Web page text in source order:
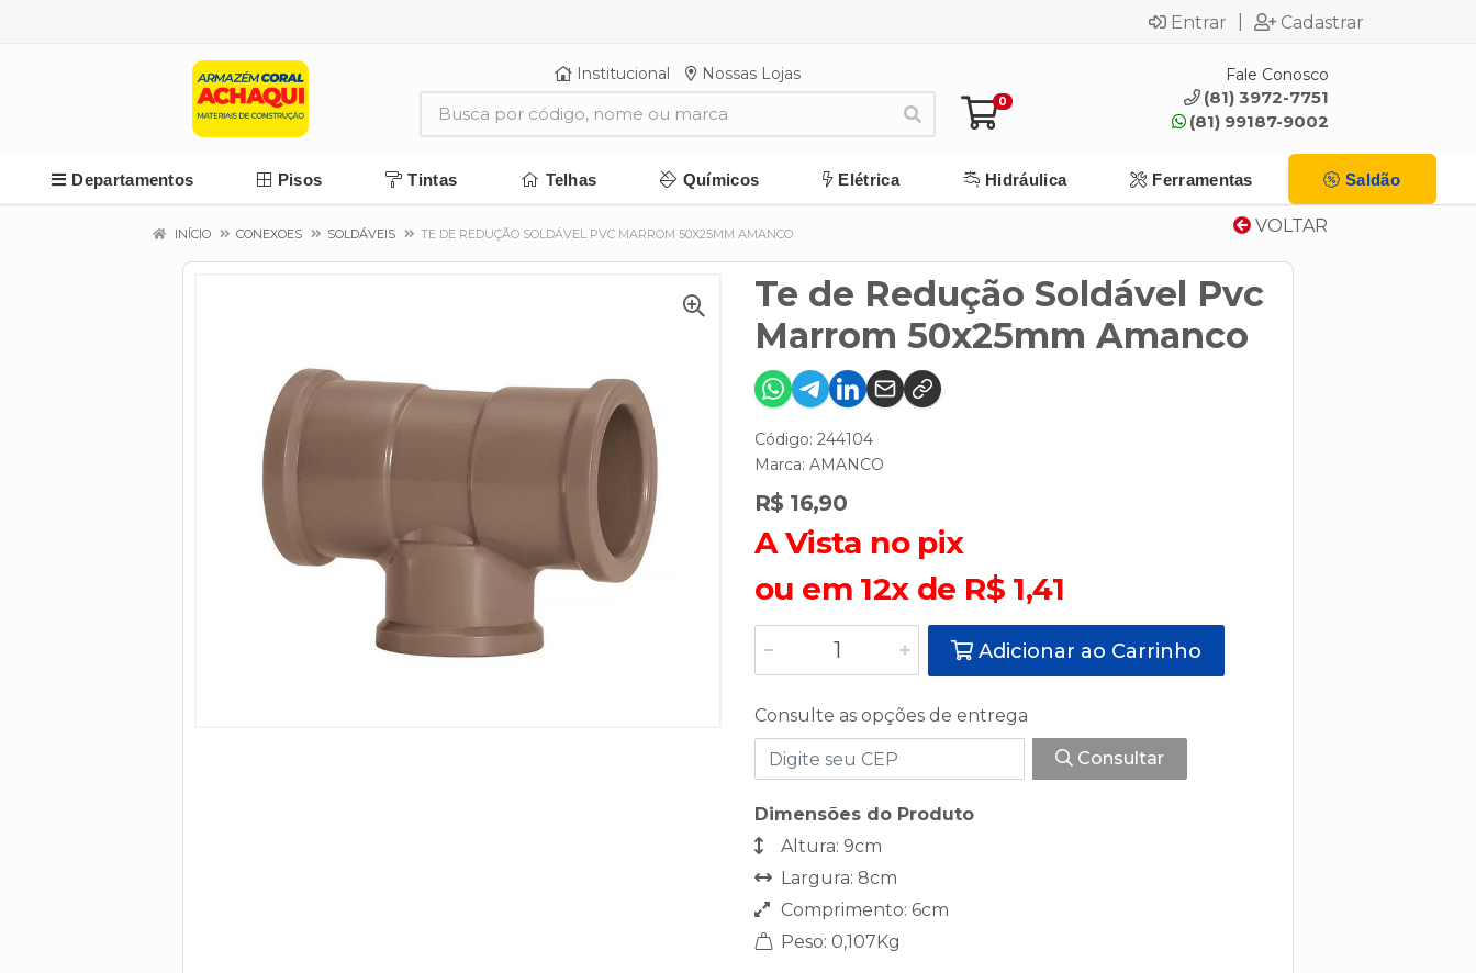
Entrar Cadastrar
Institucional Nossas Lojas
0
Fale Conosco
(81) 3972-7751
(81) 99187-9002
Departamentos Pisos Tintas Telhas Químicos Elétrica Hidráulica Ferramentas Saldão
VOLTAR
INÍCIO CONEXOES SOLDÁVEIS TE DE REDUÇÃO SOLDÁVEL PVC MARROM 50X25MM AMANCO
Te de Redução Soldável Pvc
Marrom 50x25mm Amanco
Código: 244104
Marca: AMANCO
R$ 16,90
A Vista no pix
ou em 12x de R$ 1,41
Adicionar ao Carrinho
Consulte as opções de entrega
Consultar
Dimensões do Produto
Altura: 9cm
Largura: 8cm
Comprimento: 6cm
Peso: 0,107Kg